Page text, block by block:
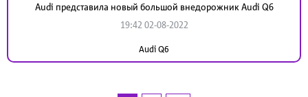
Audi представила новый большой внедорожник Audi Q6
19:42 02-08-2022
Audi Q6